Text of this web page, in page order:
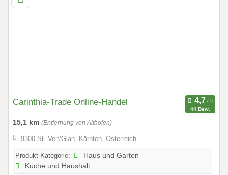
Carinthia-Trade Online-Handel
44 Bew.
15,1 km (Entfernung von Althofen)
9300 St. Veit/Glan, Kärnten, Österreich
Produkt-Kategorie:
Haus und Garten
Küche und Haushalt